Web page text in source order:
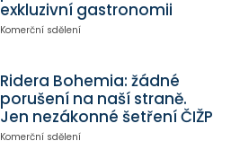
exkluzivní gastronomii
Komerční sdělení
Ridera Bohemia: žádné
porušení na naší straně.
Jen nezákonné šetření ČIŽP
Komerční sdělení